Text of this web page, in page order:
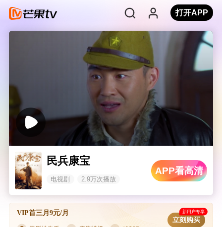
打开APP
民兵康宝
电视剧 2.9万次播放
APP看高清
VIP首三月9元/月 新用户专享
立刻购买